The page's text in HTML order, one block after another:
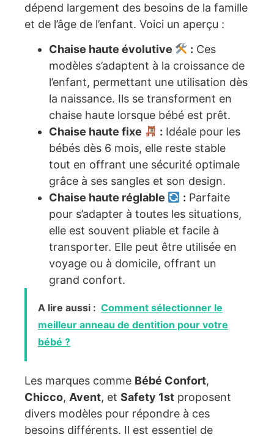
dépend largement des besoins de la famille
et de l’âge de l’enfant. Voici un aperçu :
Chaise haute évolutive
: Ces
modèles s’adaptent à la croissance de
l’enfant, permettant une utilisation dès
la naissance. Ils se transforment en
chaise haute lorsque bébé est prêt.
Chaise haute fixe
: Idéale pour les
bébés dès 6 mois, elle reste stable
tout en offrant une sécurité optimale
grâce à ses sangles et son design.
Chaise haute réglable
: Parfaite
pour s’adapter à toutes les situations,
elle est souvent pliable et facile à
transporter. Elle peut être utilisée en
voyage ou à domicile, offrant un
grand confort.
A lire aussi : Comment sélectionner le
meilleur anneau de dentition pour votre
bébé ?
Les marques comme Bébé Confort,
Chicco, Avent, et Safety 1st proposent
divers modèles pour répondre à ces
besoins différents. Il est essentiel de